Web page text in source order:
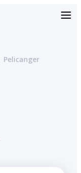
Pelicanger